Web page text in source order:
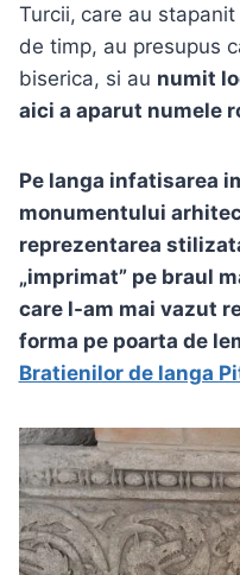
Turcii, care au
de timp, au presupus
biserica, si au numit
aici a aparut numele
Pe langa infatisarea
monumentului
reprezentarea
„imprimat” pe braul
care l-am mai vazut
forma pe poarta de
Bratienilor de langa